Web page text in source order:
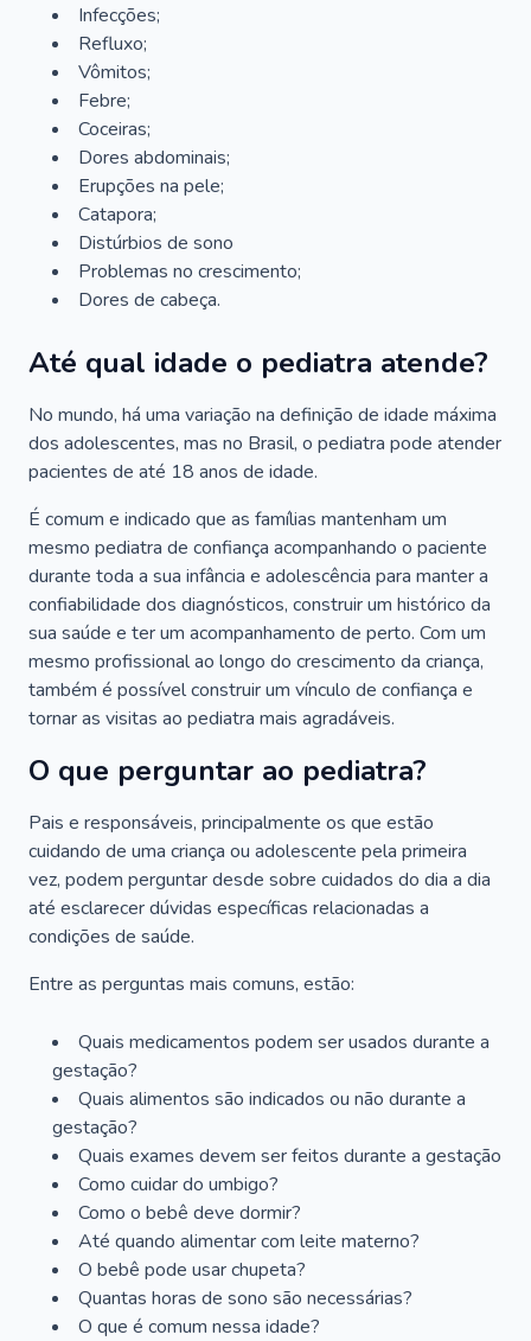
Infecções;
Refluxo;
Vômitos;
Febre;
Coceiras;
Dores abdominais;
Erupções na pele;
Catapora;
Distúrbios de sono
Problemas no crescimento;
Dores de cabeça.
Até qual idade o pediatra atende?
No mundo, há uma variação na definição de idade máxima
dos adolescentes, mas no Brasil, o pediatra pode atender
pacientes de até 18 anos de idade.
É comum e indicado que as famílias mantenham um
mesmo pediatra de confiança acompanhando o paciente
durante toda a sua infância e adolescência para manter a
confiabilidade dos diagnósticos, construir um histórico da
sua saúde e ter um acompanhamento de perto. Com um
mesmo profissional ao longo do crescimento da criança,
também é possível construir um vínculo de confiança e
tornar as visitas ao pediatra mais agradáveis.
O que perguntar ao pediatra?
Pais e responsáveis, principalmente os que estão
cuidando de uma criança ou adolescente pela primeira
vez, podem perguntar desde sobre cuidados do dia a dia
até esclarecer dúvidas específicas relacionadas a
condições de saúde.
Entre as perguntas mais comuns, estão:
Quais medicamentos podem ser usados durante a
gestação?
Quais alimentos são indicados ou não durante a
gestação?
Quais exames devem ser feitos durante a gestação
Como cuidar do umbigo?
Como o bebê deve dormir?
Até quando alimentar com leite materno?
O bebê pode usar chupeta?
Quantas horas de sono são necessárias?
O que é comum nessa idade?